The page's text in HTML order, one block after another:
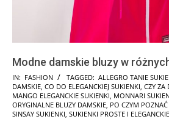
Modne damskie bluzy w
2025-
12-
01
IN: FASHION TAGGED: ALLEGRO TANIE
DAMSKIE CO DO ELEGANCKIEJ SUKIENKI CZY ZA
MANGO ELEGANCKIE SUKIENKI MONNARI
ORYGINALNE BLUZY DAMSKIE PO CZYM
SINSAY SUKIENKI SUKIENKI PROSTE I ELEGANCKIE